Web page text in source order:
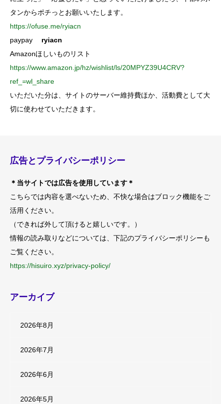
タンからポチっとお願いいたします。
https://ofuse.me/ryiacn
paypay ryiacn
Amazonほしいものリスト
https://www.amazon.jp/hz/wishlist/ls/20MPYZ39U4CRV?
ref_=wl_share
いただいた分は、サイトのサーバー維持費ほか、活動費として大
切に使わせていただきます。
広告とプライバシーポリシー
＊当サイトでは広告を使用しています＊
こちらでは内容を選べないため、不快な場合はブロック機能をご
活用ください。
（できれば外して頂けると嬉しいです。）
情報の読み取りなどについては、下記のプライバシーポリシーも
ご覧ください。
https://hisuiro.xyz/privacy-policy/
アーカイブ
2026年8月
2026年7月
2026年6月
2026年5月